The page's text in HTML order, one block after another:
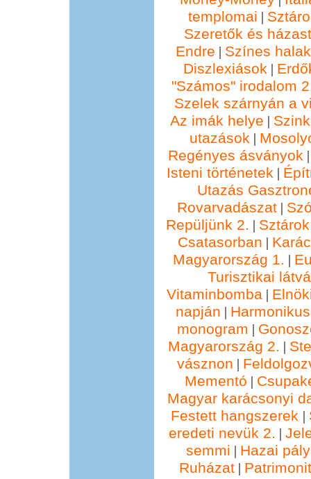
templomai |
Szeretők és
Endre | Színes
Diszlexiások |
"Számos" irodalom
Szelek szárnyán a
Az imák helye |
utazások |
Regényes ásványok
Isteni történetek |
Utazás
Rovarvadászat|
Repüljünk 2. |
Csatasorban |
Magyarország 1. |
Turisztikai
Vitaminbomba|
napján |
monogram |
Magyarország 2. |
vásznon |
Mementó |
Magyar karácsonyi
Festett hangszerek |
eredeti nevük 2. |
semmi | Hazai
Ruházat |